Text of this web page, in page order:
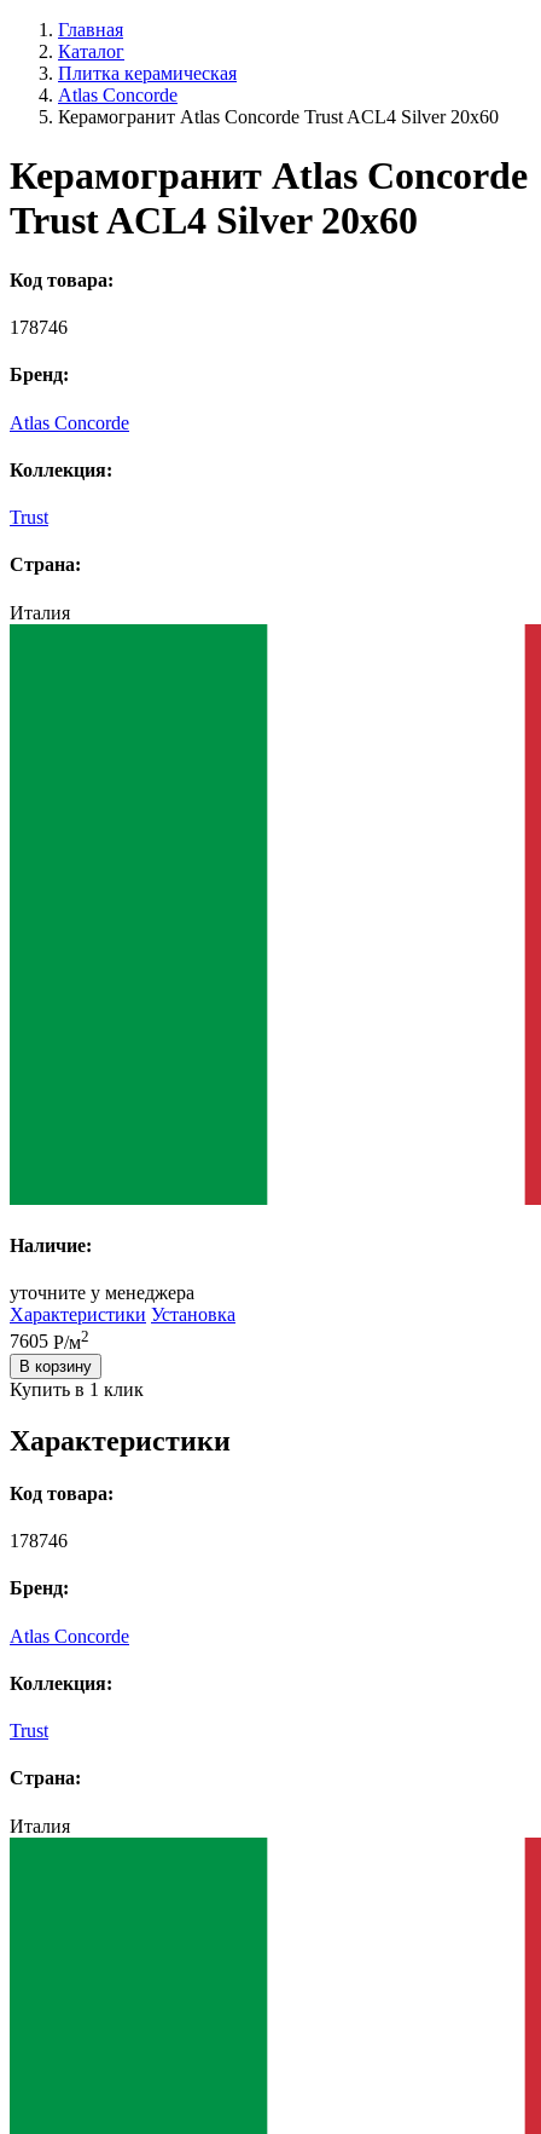
Главная
Каталог
Плитка керамическая
Atlas Concorde
Керамогранит Atlas Concorde Trust ACL4 Silver 20x60
Керамогранит Atlas Concorde
Trust ACL4 Silver 20x60
Код товара:
178746
Бренд:
Atlas Concorde
Коллекция:
Trust
Страна:
Италия
Наличие:
уточните у менеджера
Характеристики Установка
7605 Р/м2
В корзину
Купить в 1 клик
Характеристики
Код товара:
178746
Бренд:
Atlas Concorde
Коллекция:
Trust
Страна:
Италия